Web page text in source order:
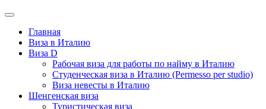
Главная
Виза в Италию
Виза D
Рабочая виза для работы по найму в Италию
Студенческая виза в Италию (Permesso per studio)
Виза невесты в Италию
Шенгенская виза
Туристическая виза